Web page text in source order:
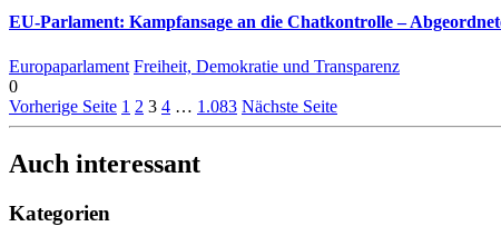
EU-Parlament: Kampfansage an die Chatkontrolle –
Europaparlament Freiheit, Demokratie und Transparenz
0
Vorherige Seite 1 2 3 4 … 1.083 Nächste Seite
Auch interessant
Kategorien